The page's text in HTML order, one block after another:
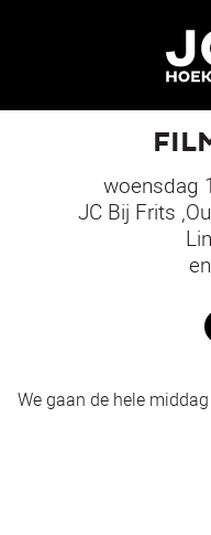
woensdag
JC Bij Frits
We gaan de hele